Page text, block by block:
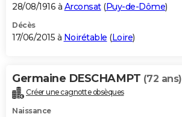
28/08/1916 à Arconsat(Puy-de-Dôme)
Décès
17/06/2015 à Noirétable (Loire)
Germaine DESCHAMPT (72 ans)
Créer une cagnotte obsèques
Naissance